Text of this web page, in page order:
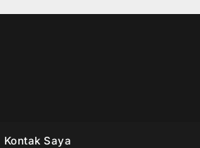
Kontak Saya